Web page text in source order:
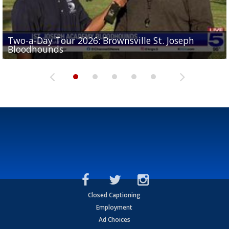
Two-a-Day Tour 2026: Brownsville St. Joseph
Bloodhounds
Two-a-Day Tour 2026: St. Joseph Academy
Bloodhounds
Two-a-Day Tour 2026: Sharyland Rattlers
Sit-down interview with UTRGV wide receiver
Tavian Cord
Two-a-Day Tour 2026: Raymondville Bearkats
Closed Captioning
Employment
Ad Choices